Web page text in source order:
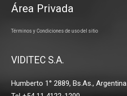
Área Privada
Términos y Condiciones de uso del sitio
VIDITEC S.A.
Humberto 1° 2889, Bs.As., Argentina